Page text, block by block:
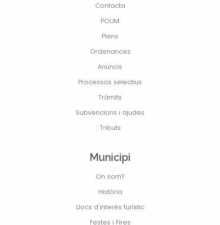
Contacta
POUM
Plens
Ordenances
Anuncis
Processos selectius
Tràmits
Subvencions i ajudes
Tributs
Municipi
On som?
Història
Llocs d'interés turístic
Festes i Fires